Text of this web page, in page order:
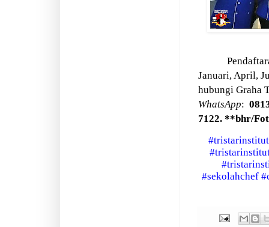
Januari, April,
hubungi Graha
WhatsApp:
7122. **bhr/
#sekolahchef